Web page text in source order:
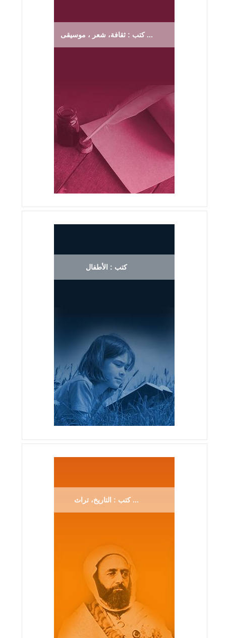
كتب : ثقافة، شعر ، موسيقى ...
كتب : الأطفال
كتب : التاريخ، تراث ...